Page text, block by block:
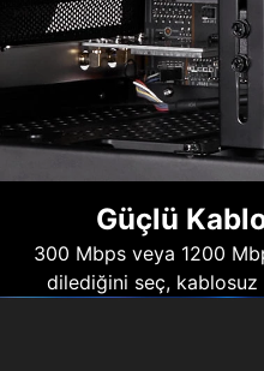
Güçlü
300 Mbps veya 1200
dilediğini seç, kablosuz